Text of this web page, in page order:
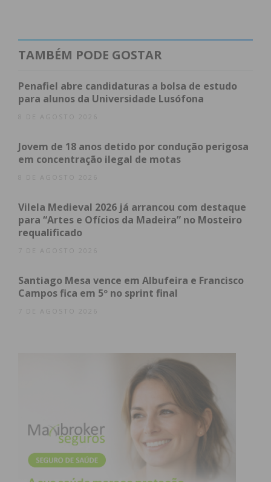
Juventude Pacensevs AD Barcelos/Campo 16h30
Os dois primeiros classificados desta poule de
apuramento (Zona Norte) juntam-se aos dois
do campeonato nacional de Sub19.
Subscreva a newsletter do
Imediato
atualizada.
Eu li e concordo com os
termos e
condições
TAMBÉM PODE GOSTAR
Penafiel abre candidaturas a bolsa de estudo
para alunos da Universidade Lusófona
8 DE AGOSTO 2026
Jovem de 18 anos detido por condução perigosa
em concentração ilegal de motas
8 DE AGOSTO 2026
Vilela Medieval 2026 já arrancou com destaque
para “Artes e Ofícios da Madeira” no Mosteiro
requalificado
7 DE AGOSTO 2026
Santiago Mesa vence em Albufeira e Francisco
Campos fica em 5º no sprint final
7 DE AGOSTO 2026